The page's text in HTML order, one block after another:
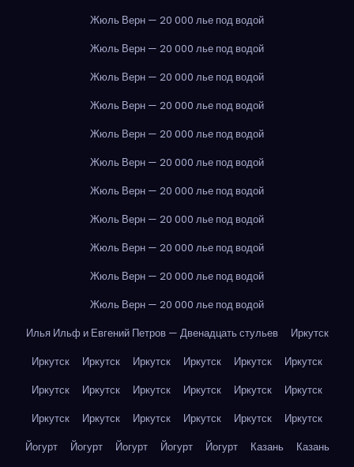
Жюль Верн — 20 000 лье под водой
Жюль Верн — 20 000 лье под водой
Жюль Верн — 20 000 лье под водой
Жюль Верн — 20 000 лье под водой
Жюль Верн — 20 000 лье под водой
Жюль Верн — 20 000 лье под водой
Жюль Верн — 20 000 лье под водой
Жюль Верн — 20 000 лье под водой
Жюль Верн — 20 000 лье под водой
Жюль Верн — 20 000 лье под водой
Жюль Верн — 20 000 лье под водой
Илья Ильф и Евгений Петров — Двенадцать стульев
Иркутск
Иркутск
Иркутск Иркутск Иркутск Иркутск
Иркутск
Иркутск
Иркутск Иркутск Иркутск Иркутск
Иркутск
Иркутск
Иркутск Иркутск Иркутск Иркутск
Иркутск
Йогурт
Йогурт Йогурт Йогурт Йогурт Казань
Казань